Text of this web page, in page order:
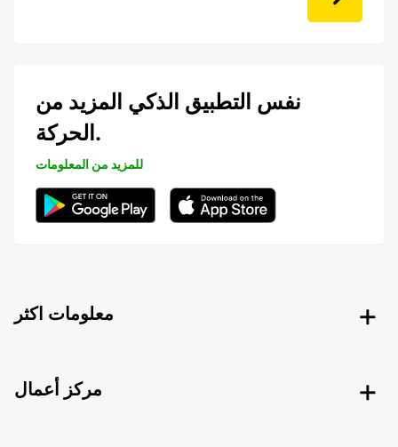
نفس التطبيق الذكي المزيد من
الحركة.
للمزيد من المعلومات
معلومات اكثر
مركز أعمال